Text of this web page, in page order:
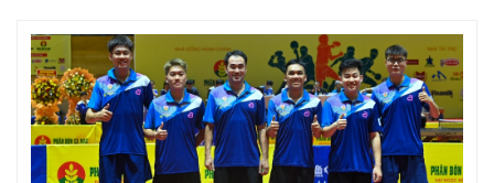
Vụ án
Tin nóng
Tư vấn luật
Vũ khí
Việt Nam
Phân tích